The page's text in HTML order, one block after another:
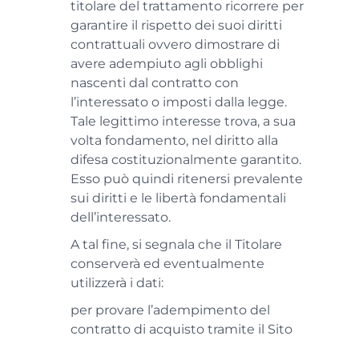
titolare del trattamento ricorrere per
garantire il rispetto dei suoi diritti
contrattuali ovvero dimostrare di
avere adempiuto agli obblighi
nascenti dal contratto con
l’interessato o imposti dalla legge.
Tale legittimo interesse trova, a sua
volta fondamento, nel diritto alla
difesa costituzionalmente garantito.
Esso può quindi ritenersi prevalente
sui diritti e le libertà fondamentali
dell’interessato.
A tal fine, si segnala che il Titolare
conserverà ed eventualmente
utilizzerà i dati:
per provare l’adempimento del
contratto di acquisto tramite il Sito